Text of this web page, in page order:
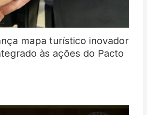
mapa turístico inovador
às ações do Pacto